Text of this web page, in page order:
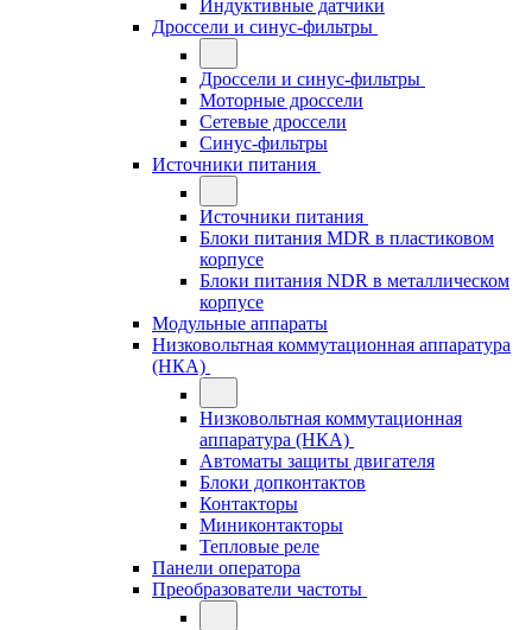
Индуктивные датчики
Дроссели и синус-фильтры
Дроссели и синус-фильтры
Моторные дроссели
Сетевые дроссели
Синус-фильтры
Источники питания
Источники питания
Блоки питания MDR в пластиковом
корпусе
Блоки питания NDR в металлическом
корпусе
Модульные аппараты
Низковольтная коммутационная аппаратура
(НКА)
Низковольтная коммутационная
аппаратура (НКА)
Автоматы защиты двигателя
Блоки допконтактов
Контакторы
Миниконтакторы
Тепловые реле
Панели оператора
Преобразователи частоты